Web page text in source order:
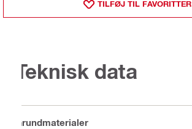
TILFØJ TIL FAVORITTER
Teknisk data
Grundmaterialer